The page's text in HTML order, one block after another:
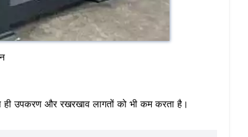
उपकरण और रखरखाव लागतों को भी कम करता है।